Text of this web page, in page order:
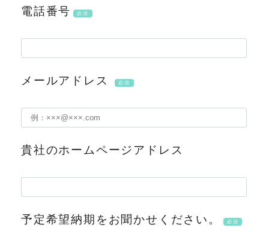
電話番号 必須
メールアドレス 必須
貴社のホームページアドレス
予定希望納期をお聞かせください。 必須